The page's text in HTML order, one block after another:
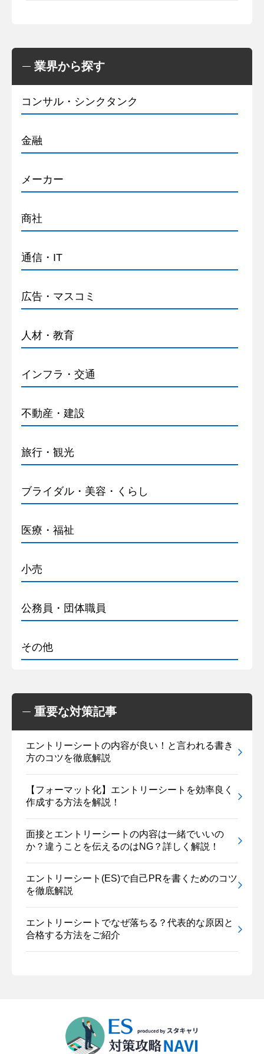
業界から探す
コンサル・シンクタンク
金融
メーカー
商社
通信・IT
広告・マスコミ
人材・教育
インフラ・交通
不動産・建設
旅行・観光
ブライダル・美容・くらし
医療・福祉
小売
公務員・団体職員
その他
重要な対策記事
エントリーシートの内容が良い！と言われる書き
方のコツを徹底解説
【フォーマット化】エントリーシートを効率良く
作成する方法を解説！
面接とエントリーシートの内容は一緒でいいの
か？違うことを伝えるのはNG？詳しく解説！
エントリーシート(ES)で自己PRを書くためのコツ
を徹底解説
エントリーシートでなぜ落ちる？代表的な原因と
合格する方法をご紹介